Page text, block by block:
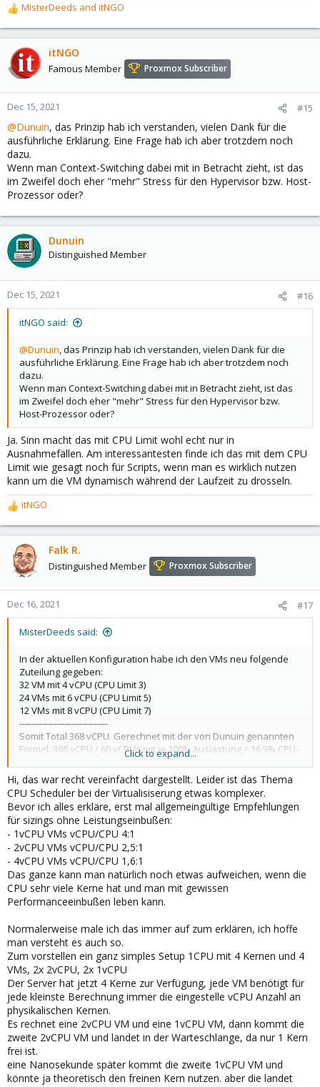
R
e
a
t
o
n
:
MisterDeeds and itNGO
itNGO
Famous Member Proxmox Subscriber
Dec 15, 2021 #15
@Dunuin, das Prinzip hab ich verstanden, vielen Dank für die
ausführliche Erklärung. Eine Frage hab ich aber trotzdem noch
dazu.
Wenn man Context-Switching dabei mit in Betracht zieht, ist das
im Zweifel doch eher "mehr" Stress für den Hypervisor bzw. Host-
Prozessor oder?
Dunuin
Distinguished Member
Dec 15, 2021 #16
itNGO said:
@Dunuin, das Prinzip hab ich verstanden, vielen Dank für die
ausführliche Erklärung. Eine Frage hab ich aber trotzdem noch
dazu.
Wenn man Context-Switching dabei mit in Betracht zieht, ist das
im Zweifel doch eher "mehr" Stress für den Hypervisor bzw.
Host-Prozessor oder?
Ja. Sinn macht das mit CPU Limit wohl echt nur in
Ausnahmefällen. Am interessantesten finde ich das mit dem CPU
Limit wie gesagt noch für Scripts, wenn man es wirklich nutzen
kann um die VM dynamisch während der Laufzeit zu drosseln.
R
e
a
o
n
itNGO
Falk R.
Distinguished Member Proxmox Subscriber
Dec 16, 2021 #17
MisterDeeds said:
In der aktuellen Konfiguration habe ich den VMs neu folgende
Zuteilung gegeben:
32 VM mit 4 vCPU (CPU Limit 3)
24 VMs mit 6 vCPU (CPU Limit 5)
12 VMs mit 8 vCPU (CPU Limit 7)
-------------------------------
Somit Total 368 vCPU. Gerechnet mit der von Dunuin genannten
Formel: 368 vCPU / 60 vCPUs mit je 100% Auslastung = 16.3% CPU-
Auslastung (noch ohne Limit). So sollten keine
Leistungseinbussen entstehen und mit CPU Limit sogar noch
etwas Luft nach oben sein, falls einige VMs dann kurzzeitig doch
mehr Leistung beziehen.
Click to expand...
Hi, das war recht vereinfacht dargestellt. Leider ist das Thema
CPU Scheduler bei der Virtualisiserung etwas komplexer.
Bevor ich alles erkläre, erst mal allgemeingültige Empfehlungen
für sizings ohne Leistungseinbußen:
- 1vCPU VMs vCPU/CPU 4:1
- 2vCPU VMs vCPU/CPU 2,5:1
- 4vCPU VMs vCPU/CPU 1,6:1
Das ganze kann man natürlich noch etwas aufweichen, wenn die
CPU sehr viele Kerne hat und man mit gewissen
Performanceeinbußen leben kann.
Normalerweise male ich das immer auf zum erklären, ich hoffe
man versteht es auch so.
Zum vorstellen ein ganz simples Setup 1CPU mit 4 Kernen und 4
VMs, 2x 2vCPU, 2x 1vCPU
Der Server hat jetzt 4 Kerne zur Verfügung, jede VM benötigt für
jede kleinste Berechnung immer die eingestelle vCPU Anzahl an
physikalischen Kernen.
Es rechnet eine 2vCPU VM und eine 1vCPU VM, dann kommt die
zweite 2vCPU VM und landet in der Warteschlange, da nur 1 Kern
frei ist.
eine Nanosekunde später kommt die zweite 1vCPU VM und
könnte ja theoretisch den freinen Kern nutzen. aber die landet